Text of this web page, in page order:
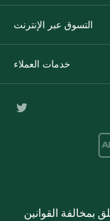
التسوق عبر الإنترنت
خدمات العملاء
القوانين